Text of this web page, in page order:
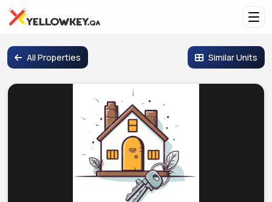
All Properties Similar Units